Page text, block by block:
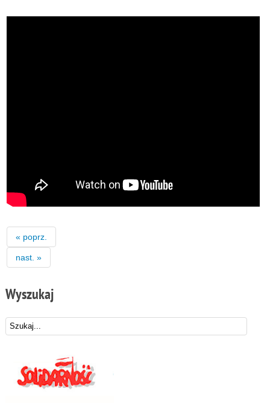
« poprz.
nast. »
Wyszukaj